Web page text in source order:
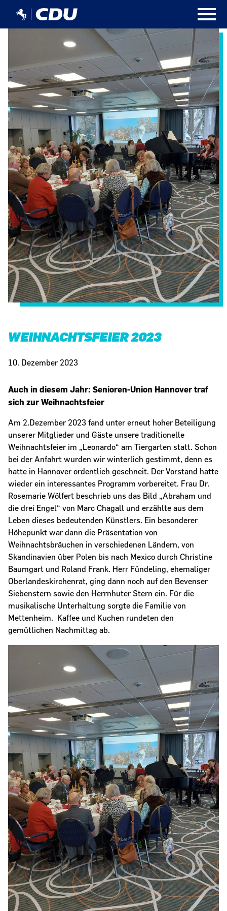
WEIHNACHTSFEIER 2023
10. Dezember 2023
Auch in diesem Jahr: Senioren-Union Hannover traf
sich zur Weihnachtsfeier
Am 2.Dezember 2023 fand unter erneut hoher Beteiligung
unserer Mitglieder und Gäste unsere traditionelle
Weihnachtsfeier im „Leonardo“ am Tiergarten statt. Schon
bei der Anfahrt wurden wir winterlich gestimmt, denn es
hatte in Hannover ordentlich geschneit. Der Vorstand hatte
wieder ein interessantes Programm vorbereitet. Frau Dr.
Rosemarie Wölfert beschrieb uns das Bild „Abraham und
die drei Engel“ von Marc Chagall und erzählte aus dem
Leben dieses bedeutenden Künstlers. Ein besonderer
Höhepunkt war dann die Präsentation von
Weihnachtsbräuchen in verschiedenen Ländern, von
Skandinavien über Polen bis nach Mexico durch Christine
Baumgart und Roland Frank. Herr Fündeling, ehemaliger
Oberlandeskirchenrat, ging dann noch auf den Bevenser
Siebenstern sowie den Herrnhuter Stern ein. Für die
musikalische Unterhaltung sorgte die Familie von
Mettenheim. Kaffee und Kuchen rundeten den
gemütlichen Nachmittag ab.